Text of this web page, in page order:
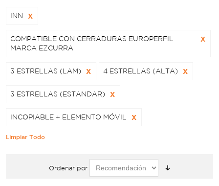
INN X
COMPATIBLE CON CERRADURAS EUROPERFIL
MARCA EZCURRA
X
3 ESTRELLAS (LAM) X 4 ESTRELLAS (ALTA) X
3 ESTRELLAS (ESTANDAR) X
INCOPIABLE + ELEMENTO MÓVIL X
Limpiar Todo
Ordenar por